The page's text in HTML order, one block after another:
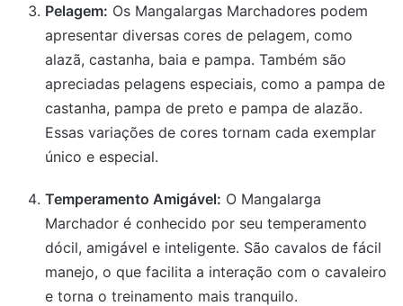
Pelagem: Os Mangalargas Marchadores podem
apresentar diversas cores de pelagem, como
alazã, castanha, baia e pampa. Também são
apreciadas pelagens especiais, como a pampa de
castanha, pampa de preto e pampa de alazão.
Essas variações de cores tornam cada exemplar
único e especial.
Temperamento Amigável: O Mangalarga
Marchador é conhecido por seu temperamento
dócil, amigável e inteligente. São cavalos de fácil
manejo, o que facilita a interação com o cavaleiro
e torna o treinamento mais tranquilo.